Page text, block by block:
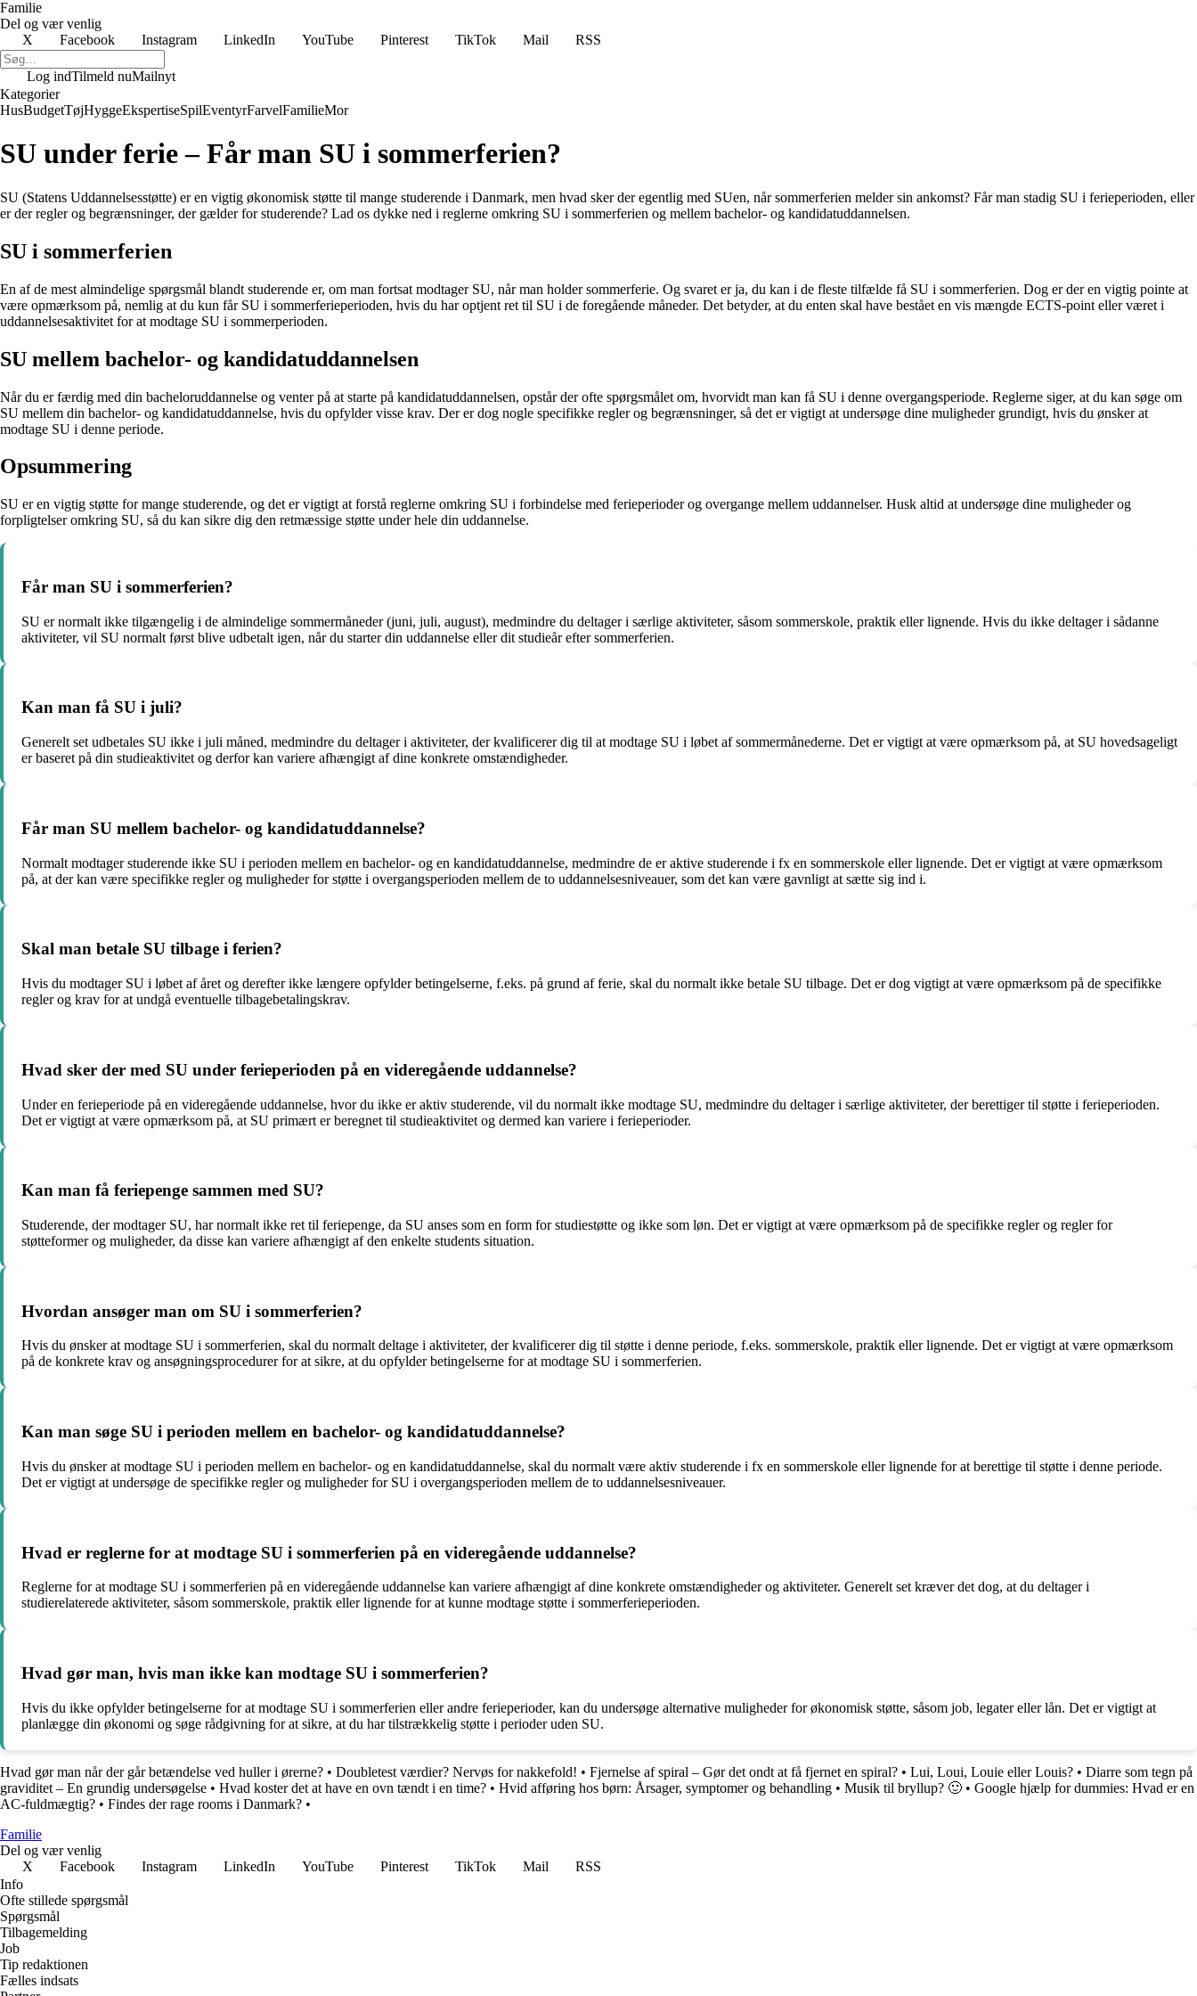
Familie
Del og vær venlig
X
Facebook Instagram LinkedIn YouTube Pinterest TikTok Mail RSS
Log indTilmeld nuMailnyt
Kategorier
HusBudgetTøjHyggeEkspertiseSpilEventyrFarvelFamilieMor
SU under ferie – Får man SU i sommerferien?
SU (Statens Uddannelsesstøtte) er en vigtig økonomisk støtte til mange studerende i Danmark, men hvad sker der egentlig med SUen, når sommerferien melder sin ankomst? Får man stadig SU i ferieperioden, eller
er der regler og begrænsninger, der gælder for studerende? Lad os dykke ned i reglerne omkring SU i sommerferien og mellem bachelor- og kandidatuddannelsen.
SU i sommerferien
En af de mest almindelige spørgsmål blandt studerende er, om man fortsat modtager SU, når man holder sommerferie. Og svaret er ja, du kan i de fleste tilfælde få SU i sommerferien. Dog er der en vigtig pointe at
være opmærksom på, nemlig at du kun får SU i sommerferieperioden, hvis du har optjent ret til SU i de foregående måneder. Det betyder, at du enten skal have bestået en vis mængde ECTS-point eller været i
uddannelsesaktivitet for at modtage SU i sommerperioden.
SU mellem bachelor- og kandidatuddannelsen
Når du er færdig med din bacheloruddannelse og venter på at starte på kandidatuddannelsen, opstår der ofte spørgsmålet om, hvorvidt man kan få SU i denne overgangsperiode. Reglerne siger, at du kan søge om
SU mellem din bachelor- og kandidatuddannelse, hvis du opfylder visse krav. Der er dog nogle specifikke regler og begrænsninger, så det er vigtigt at undersøge dine muligheder grundigt, hvis du ønsker at
modtage SU i denne periode.
Opsummering
SU er en vigtig støtte for mange studerende, og det er vigtigt at forstå reglerne omkring SU i forbindelse med ferieperioder og overgange mellem uddannelser. Husk altid at undersøge dine muligheder og
forpligtelser omkring SU, så du kan sikre dig den retmæssige støtte under hele din uddannelse.
Får man SU i sommerferien?
SU er normalt ikke tilgængelig i de almindelige sommermåneder (juni, juli, august), medmindre du deltager i særlige aktiviteter, såsom sommerskole, praktik eller lignende. Hvis du ikke deltager i sådanne
aktiviteter, vil SU normalt først blive udbetalt igen, når du starter din uddannelse eller dit studieår efter sommerferien.
Kan man få SU i juli?
Generelt set udbetales SU ikke i juli måned, medmindre du deltager i aktiviteter, der kvalificerer dig til at modtage SU i løbet af sommermånederne. Det er vigtigt at være opmærksom på, at SU hovedsageligt
er baseret på din studieaktivitet og derfor kan variere afhængigt af dine konkrete omstændigheder.
Får man SU mellem bachelor- og kandidatuddannelse?
Normalt modtager studerende ikke SU i perioden mellem en bachelor- og en kandidatuddannelse, medmindre de er aktive studerende i fx en sommerskole eller lignende. Det er vigtigt at være opmærksom
på, at der kan være specifikke regler og muligheder for støtte i overgangsperioden mellem de to uddannelsesniveauer, som det kan være gavnligt at sætte sig ind i.
Skal man betale SU tilbage i ferien?
Hvis du modtager SU i løbet af året og derefter ikke længere opfylder betingelserne, f.eks. på grund af ferie, skal du normalt ikke betale SU tilbage. Det er dog vigtigt at være opmærksom på de specifikke
regler og krav for at undgå eventuelle tilbagebetalingskrav.
Hvad sker der med SU under ferieperioden på en videregående uddannelse?
Under en ferieperiode på en videregående uddannelse, hvor du ikke er aktiv studerende, vil du normalt ikke modtage SU, medmindre du deltager i særlige aktiviteter, der berettiger til støtte i ferieperioden.
Det er vigtigt at være opmærksom på, at SU primært er beregnet til studieaktivitet og dermed kan variere i ferieperioder.
Kan man få feriepenge sammen med SU?
Studerende, der modtager SU, har normalt ikke ret til feriepenge, da SU anses som en form for studiestøtte og ikke som løn. Det er vigtigt at være opmærksom på de specifikke regler og regler for
støtteformer og muligheder, da disse kan variere afhængigt af den enkelte students situation.
Hvordan ansøger man om SU i sommerferien?
Hvis du ønsker at modtage SU i sommerferien, skal du normalt deltage i aktiviteter, der kvalificerer dig til støtte i denne periode, f.eks. sommerskole, praktik eller lignende. Det er vigtigt at være opmærksom
på de konkrete krav og ansøgningsprocedurer for at sikre, at du opfylder betingelserne for at modtage SU i sommerferien.
Kan man søge SU i perioden mellem en bachelor- og kandidatuddannelse?
Hvis du ønsker at modtage SU i perioden mellem en bachelor- og en kandidatuddannelse, skal du normalt være aktiv studerende i fx en sommerskole eller lignende for at berettige til støtte i denne periode.
Det er vigtigt at undersøge de specifikke regler og muligheder for SU i overgangsperioden mellem de to uddannelsesniveauer.
Hvad er reglerne for at modtage SU i sommerferien på en videregående uddannelse?
Reglerne for at modtage SU i sommerferien på en videregående uddannelse kan variere afhængigt af dine konkrete omstændigheder og aktiviteter. Generelt set kræver det dog, at du deltager i
studierelaterede aktiviteter, såsom sommerskole, praktik eller lignende for at kunne modtage støtte i sommerferieperioden.
Hvad gør man, hvis man ikke kan modtage SU i sommerferien?
Hvis du ikke opfylder betingelserne for at modtage SU i sommerferien eller andre ferieperioder, kan du undersøge alternative muligheder for økonomisk støtte, såsom job, legater eller lån. Det er vigtigt at
planlægge din økonomi og søge rådgivning for at sikre, at du har tilstrækkelig støtte i perioder uden SU.
Hvad gør man når der går betændelse ved huller i ørerne? • Doubletest værdier? Nervøs for nakkefold! • Fjernelse af spiral – Gør det ondt at få fjernet en spiral? • Lui, Loui, Louie eller Louis? • Diarre som tegn på
graviditet – En grundig undersøgelse • Hvad koster det at have en ovn tændt i en time? • Hvid afføring hos børn: Årsager, symptomer og behandling • Musik til bryllup? 🙂 • Google hjælp for dummies: Hvad er en
AC-fuldmægtig? • Findes der rage rooms i Danmark? •
Familie
Del og vær venlig
X
Facebook Instagram LinkedIn YouTube Pinterest TikTok Mail
RSS
Info
Ofte stillede spørgsmål
Spørgsmål
Tilbagemelding
Job
Tip redaktionen
Fælles indsats